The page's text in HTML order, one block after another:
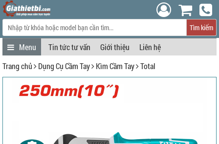
Tìm kiếm
Tin tức tư vấn Giới thiệu
Liên hệ
Trang chủ
Dụng Cụ Cầm Tay Kìm Cầm Tay Total